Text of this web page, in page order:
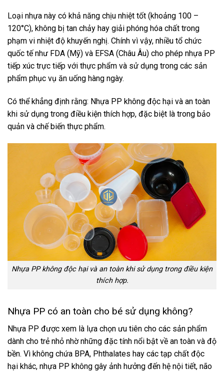
Loại nhựa này có khả năng chịu nhiệt tốt (khoảng 100 –
120°C), không bị tan chảy hay giải phóng hóa chất trong
phạm vi nhiệt độ khuyến nghị. Chính vì vậy, nhiều tổ chức
quốc tế như FDA (Mỹ) và EFSA (Châu Âu) cho phép nhựa PP
tiếp xúc trực tiếp với thực phẩm và sử dụng trong các sản
phẩm phục vụ ăn uống hàng ngày.
Có thể khẳng định rằng: Nhựa PP không độc hại và an toàn
khi sử dụng trong điều kiện thích hợp, đặc biệt là trong bảo
quản và chế biến thực phẩm.
Nhựa PP không độc hại và an toàn khi sử dụng trong điều kiện
thích hợp.
Nhựa PP có an toàn cho bé sử dụng không?
Nhựa PP được xem là lựa chọn ưu tiên cho các sản phẩm
dành cho trẻ nhỏ nhờ những đặc tính nổi bật về an toàn và độ
bền. Vì không chứa BPA, Phthalates hay các tạp chất độc
hại khác, nhựa PP không gây ảnh hưởng đến hệ nội tiết, não